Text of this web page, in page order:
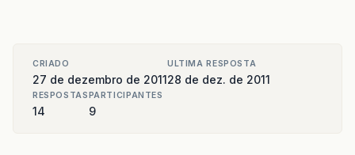
CRIADO
27 de dezembro de 2011
ULTIMA RESPOSTA
28 de dez. de 2011
RESPOSTAS
14
PARTICIPANTES
9